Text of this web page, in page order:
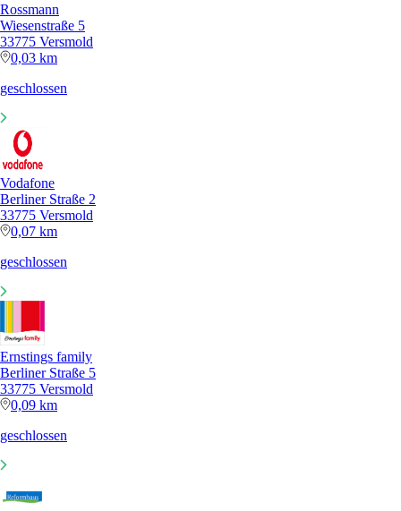
Rossmann
Wiesenstraße 5
33775 Versmold
0,03 km
geschlossen
Vodafone
Berliner Straße 2
33775 Versmold
0,07 km
geschlossen
Ernstings family
Berliner Straße 5
33775 Versmold
0,09 km
geschlossen